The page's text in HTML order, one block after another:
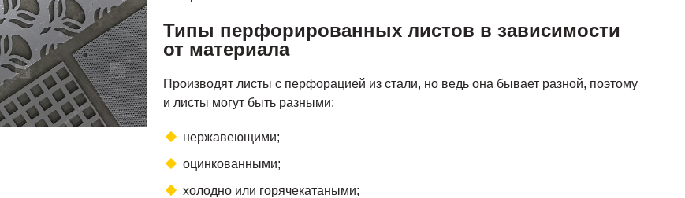
Типы перфорированных листов в зависимости
от материала
Производят листы с перфорацией из стали, но ведь она бывает разной, поэтому
и листы могут быть разными:
нержавеющими;
оцинкованными;
холодно или горячекатаными;